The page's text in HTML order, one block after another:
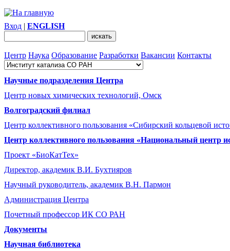
Вход | ENGLISH
Центр Наука Образование Разработки Вакансии Контакты
Научные подразделения Центра
Центр новых химических технологий, Омск
Волгоградский филиал
Центр коллективного пользования «Сибирский кольцевой
Центр коллективного пользования «Национальный центр
Проект «БиоКатТех»
Директор, академик В.И. Бухтияров
Научный руководитель, академик В.Н. Пармон
Администрация Центра
Почетный профессор ИК СО РАН
Документы
Научная библиотека